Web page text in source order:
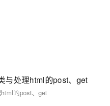
与处理html的post、get
的post、get